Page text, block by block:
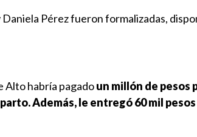
Pérez fueron formalizadas,
Alto habría pagadoun millón de pesos
Además, le entregó 60 mil pesos